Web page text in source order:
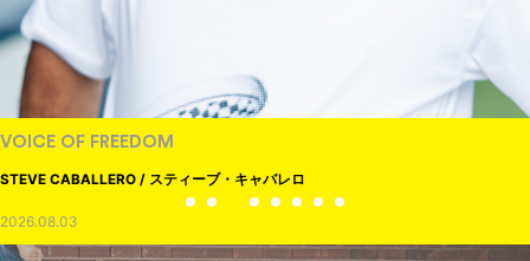
VOICE OF FREEDOM
STEVE CABALLERO / スティーブ・キャバレロ
2026.08.03